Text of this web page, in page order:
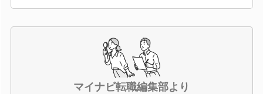
マイナビ転職編集部より